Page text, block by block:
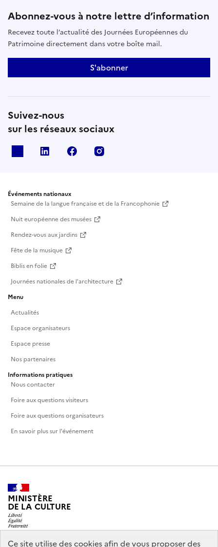
Ce site utilise des cookies afin de vous proposer des
Abonnez-vous à notre lettre d’information
Recevez toute l’actualité des Journées Européennes du
Patrimoine directement dans votre boîte mail.
S'abonner
Suivez-nous
sur les réseaux sociaux
Linkedin Facebook
Événements nationaux
Semaine de la langue française et de la Francophonie
Nuit européenne des musées
Rendez-vous aux jardins
Fête de la musique
Biblis en folie
Journées nationales de l'architecture
Menu
Actualités
Espace organisateurs
Espace presse
Nos partenaires
Informations pratiques
Nous contacter
Foire aux questions visiteurs
Foire aux questions organisateurs
En savoir plus sur l'événement
MINISTÈRE
DE LA CULTURE